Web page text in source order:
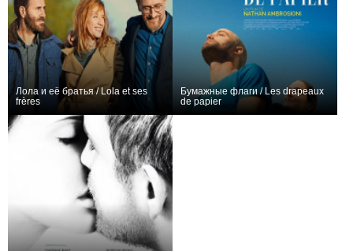
Лола и её братья / Lola et ses
frères
Бумажные флаги / Les drapeaux
de papier